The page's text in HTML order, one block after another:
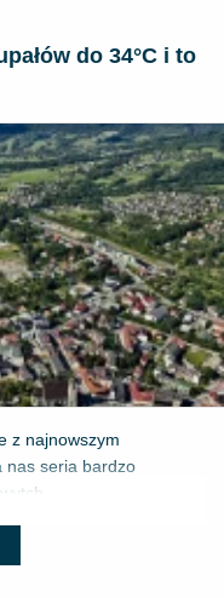
do 34°C i to
z najnowszym
nas seria bardzo